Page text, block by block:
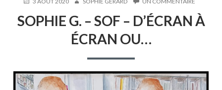
G.
–
ÉCRAN
OU…
SOPHIE G. – SOF – D’ÉCRAN À
ÉCRAN OU…